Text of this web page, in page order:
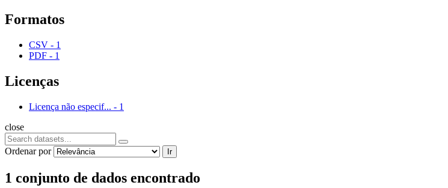
Formatos
CSV - 1
PDF - 1
Licenças
Licença não especif... - 1
close
Ordenar por Ir
1 conjunto de dados encontrado